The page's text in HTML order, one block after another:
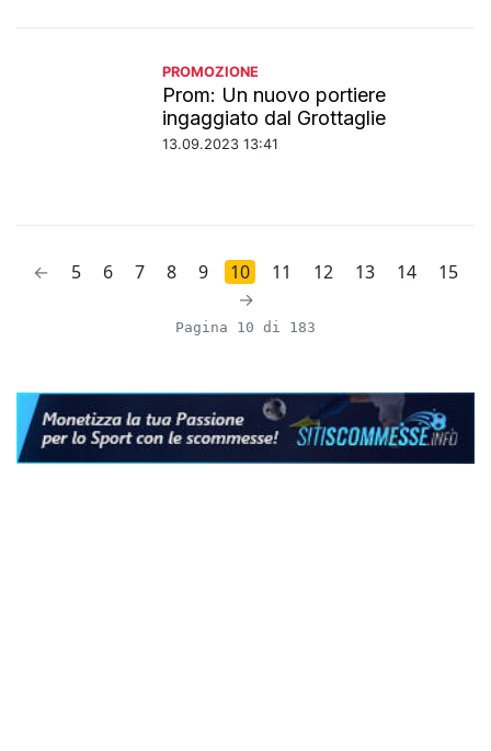
PROMOZIONE
Prom: Un nuovo portiere
ingaggiato dal Grottaglie
13.09.2023 13:41
← 5 6 7 8 9 10 11 12 13 14
15
→
Pagina 10 di 183